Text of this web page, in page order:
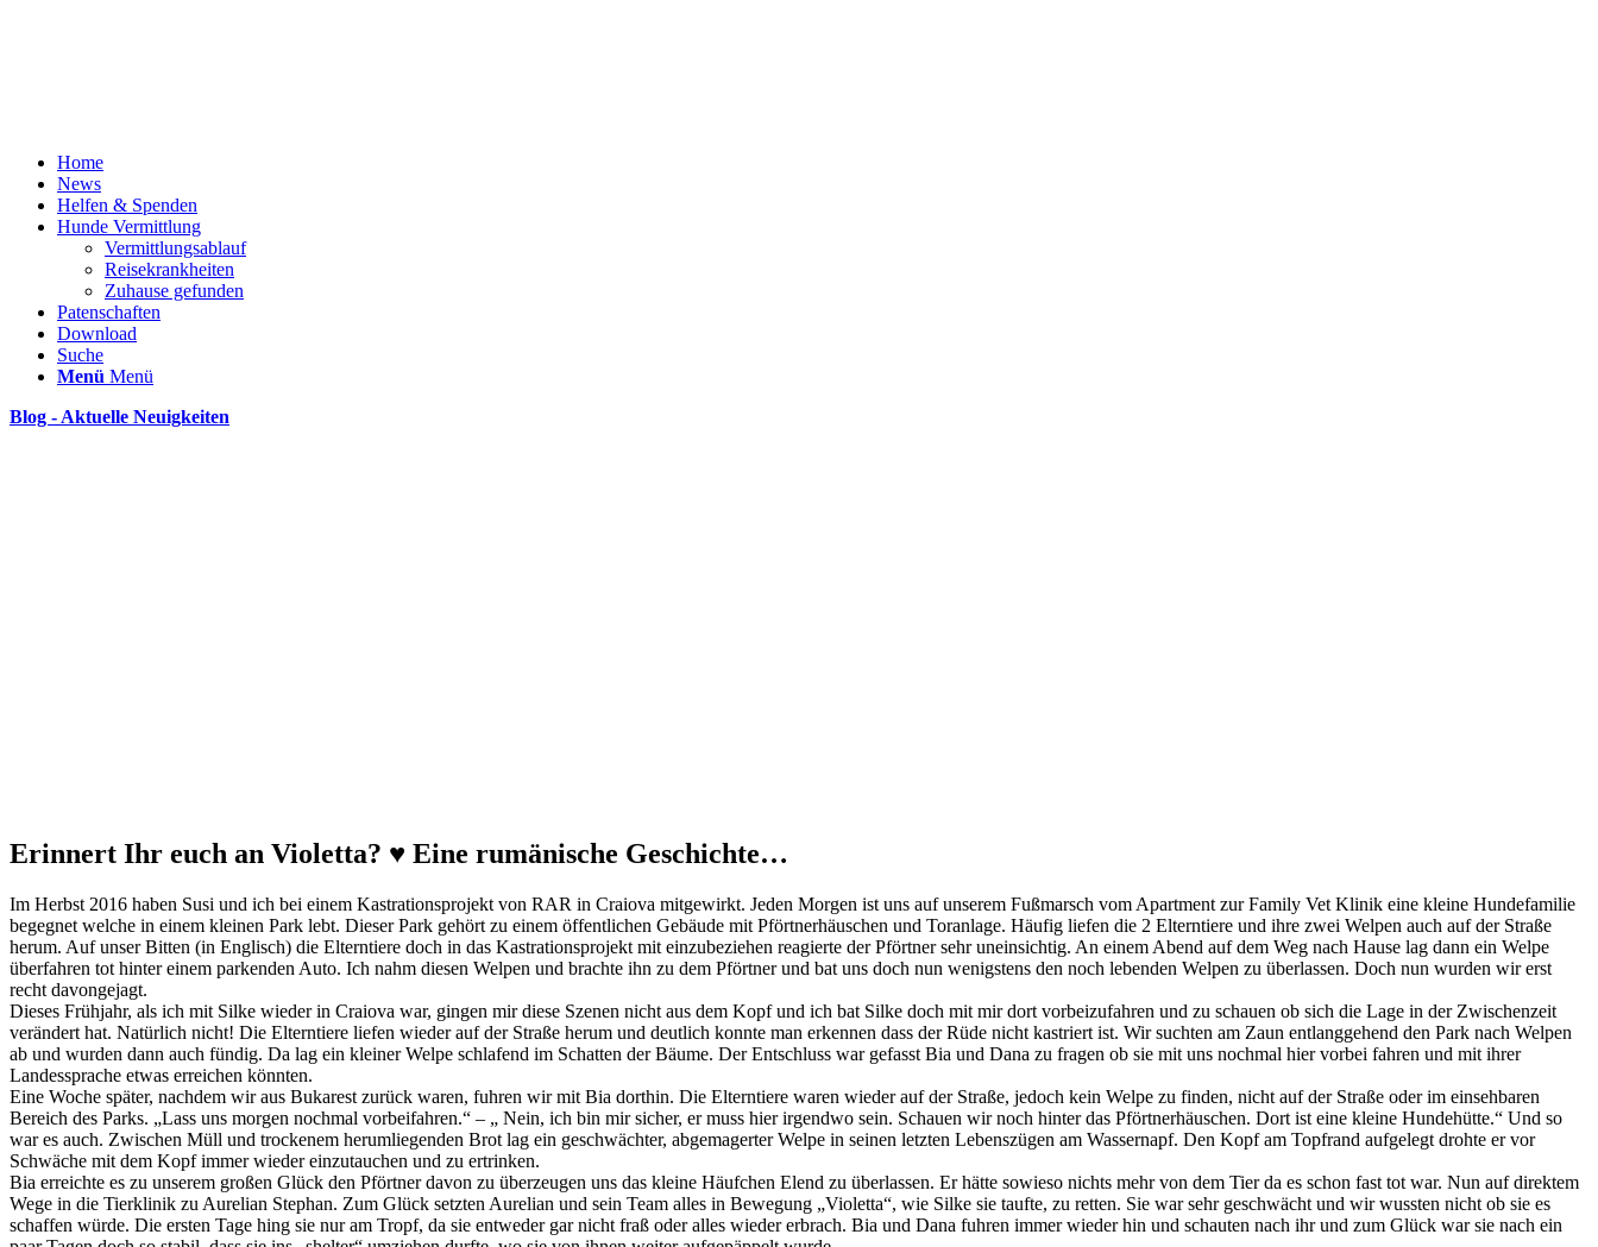
Home
News
Helfen & Spenden
Hunde Vermittlung
Vermittlungsablauf
Reisekrankheiten
Zuhause gefunden
Patenschaften
Download
Suche
Menü Menü
Blog - Aktuelle Neuigkeiten
Erinnert Ihr euch an Violetta? ♥️ Eine rumänische Geschichte…
Im Herbst 2016 haben Susi und ich bei einem Kastrationsprojekt von RAR in Craiova mitgewirkt. Jeden Morgen ist uns auf unserem Fußmarsch vom Apartment zur Family Vet Klinik eine kleine Hundefamilie
begegnet welche in einem kleinen Park lebt. Dieser Park gehört zu einem öffentlichen Gebäude mit Pförtnerhäuschen und Toranlage. Häufig liefen die 2 Elterntiere und ihre zwei Welpen auch auf der Straße
herum. Auf unser Bitten (in Englisch) die Elterntiere doch in das Kastrationsprojekt mit einzubeziehen reagierte der Pförtner sehr uneinsichtig. An einem Abend auf dem Weg nach Hause lag dann ein Welpe
überfahren tot hinter einem parkenden Auto. Ich nahm diesen Welpen und brachte ihn zu dem Pförtner und bat uns doch nun wenigstens den noch lebenden Welpen zu überlassen. Doch nun wurden wir erst
recht davongejagt.
Dieses Frühjahr, als ich mit Silke wieder in Craiova war, gingen mir diese Szenen nicht aus dem Kopf und ich bat Silke doch mit mir dort vorbeizufahren und zu schauen ob sich die Lage in der Zwischenzeit
verändert hat. Natürlich nicht! Die Elterntiere liefen wieder auf der Straße herum und deutlich konnte man erkennen dass der Rüde nicht kastriert ist. Wir suchten am Zaun entlanggehend den Park nach Welpen
ab und wurden dann auch fündig. Da lag ein kleiner Welpe schlafend im Schatten der Bäume. Der Entschluss war gefasst Bia und Dana zu fragen ob sie mit uns nochmal hier vorbei fahren und mit ihrer
Landessprache etwas erreichen könnten.
Eine Woche später, nachdem wir aus Bukarest zurück waren, fuhren wir mit Bia dorthin. Die Elterntiere waren wieder auf der Straße, jedoch kein Welpe zu finden, nicht auf der Straße oder im einsehbaren
Bereich des Parks. „Lass uns morgen nochmal vorbeifahren.“ – „ Nein, ich bin mir sicher, er muss hier irgendwo sein. Schauen wir noch hinter das Pförtnerhäuschen. Dort ist eine kleine Hundehütte.“ Und so
war es auch. Zwischen Müll und trockenem herumliegenden Brot lag ein geschwächter, abgemagerter Welpe in seinen letzten Lebenszügen am Wassernapf. Den Kopf am Topfrand aufgelegt drohte er vor
Schwäche mit dem Kopf immer wieder einzutauchen und zu ertrinken.
Bia erreichte es zu unserem großen Glück den Pförtner davon zu überzeugen uns das kleine Häufchen Elend zu überlassen. Er hätte sowieso nichts mehr von dem Tier da es schon fast tot war. Nun auf direktem
Wege in die Tierklinik zu Aurelian Stephan. Zum Glück setzten Aurelian und sein Team alles in Bewegung „Violetta“, wie Silke sie taufte, zu retten. Sie war sehr geschwächt und wir wussten nicht ob sie es
schaffen würde. Die ersten Tage hing sie nur am Tropf, da sie entweder gar nicht fraß oder alles wieder erbrach. Bia und Dana fuhren immer wieder hin und schauten nach ihr und zum Glück war sie nach ein